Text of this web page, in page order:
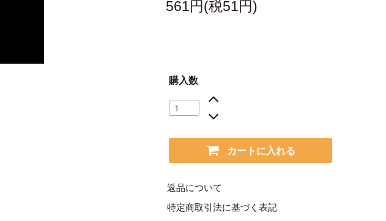
561円(税51円)
購入数
カートに入れる
返品について
特定商取引法に基づく表記